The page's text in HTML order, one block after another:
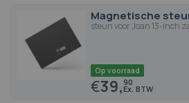
Magnetische
steun voor Joan 13-inch
Op voorraad
€39,90